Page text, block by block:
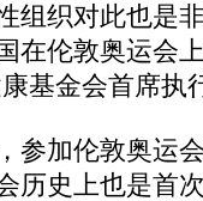
组织对此也是
在伦敦奥运会
基金会首席执
加伦敦奥运
历史上也是首